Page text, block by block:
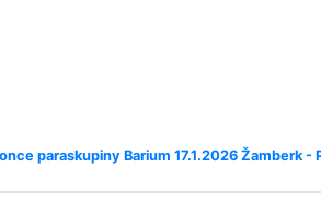
paraskupiny Barium 17.1.2026 Žamberk -